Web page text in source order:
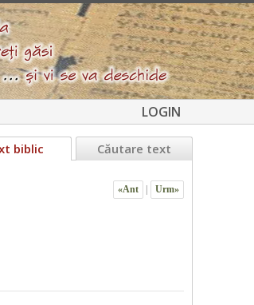
LOGIN
Căutare text
biblic
«Ant Urm»